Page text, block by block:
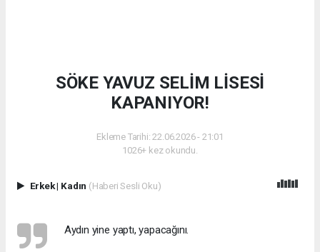
SÖKE YAVUZ SELİM LİSESİ
KAPANIYOR!
Ekleme Tarihi: 22.06.2026 - 21:01
1026+ kez okundu.
Erkek| Kadın (Haberi Sesli Oku)
Aydın yine yaptı, yapacağını.